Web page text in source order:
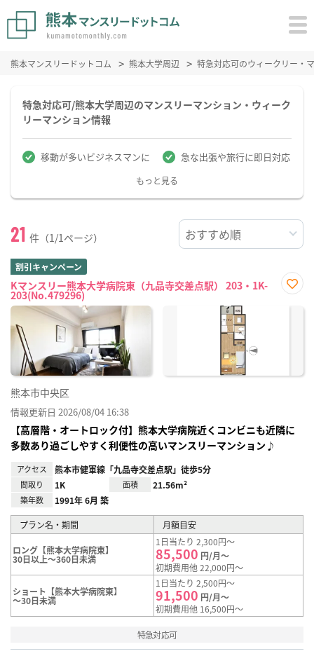
熊本マンスリードットコム 熊本大学周辺 特急対応可のウィークリー・
特急対応可/熊本大学周辺のマンスリーマンション・ウィーク
リーマンション情報
移動が多いビジネスマンに 急な出張や旅行に即日対応
もっと見る
21 件（1/1ページ）
割引キャンペーン
Kマンスリー熊本大学病院東（九品寺交差点駅） 203・1K-
203(No.479296)
に入
熊本市中央区
情報更新日 2026/08/04 16:38
【高層階・オートロック付】熊本大学病院近くコンビニも近隣に
多数あり過ごしやすく利便性の高いマンスリーマンション♪
アクセス 熊本市健軍線「九品寺交差点駅」徒歩5分
間取り 1K 面積 21.56m²
築年数 1991年 6月 築
プラン名・期間 月額目安
ロング【熊本大学病院東】
30日以上～360日未満
1日当たり 2,300円～
85,500 円/月～
初期費用他 22,000円～
ショート【熊本大学病院東】
～30日未満
1日当たり 2,500円～
91,500 円/月～
初期費用他 16,500円～
特急対応可